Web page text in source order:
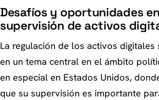
Desafíos y oportunidades
supervisión de activos
La regulación de los activos
en un tema central en el ámbito
en especial en Estados Unidos,
que su supervisión es importante